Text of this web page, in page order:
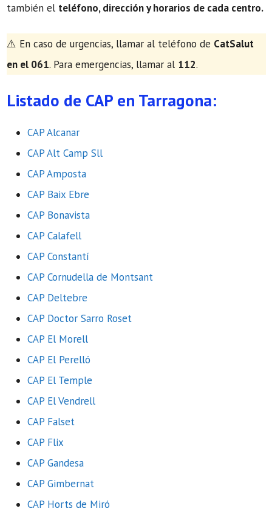
también el teléfono, dirección y horarios de cada centro.
​⚠️ En caso de urgencias, llamar al teléfono de CatSalut
en el 061. Para emergencias, llamar al 112.
Listado de CAP en Tarragona:
CAP Alcanar
CAP Alt Camp Sll
CAP Amposta
CAP Baix Ebre
CAP Bonavista
CAP Calafell
CAP Constantí
CAP Cornudella de Montsant
CAP Deltebre
CAP Doctor Sarro Roset
CAP El Morell
CAP El Perelló
CAP El Temple
CAP El Vendrell
CAP Falset
CAP Flix
CAP Gandesa
CAP Gimbernat
CAP Horts de Miró